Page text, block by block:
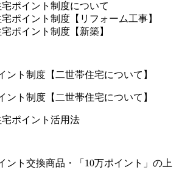
ポイント制度について
ポイント制度【リフォーム工事】
ポイント制度【新築】
ント制度【二世帯住宅について】
ント制度【二世帯住宅について】
ポイント活用法
ント交換商品・「10万ポイント」の上